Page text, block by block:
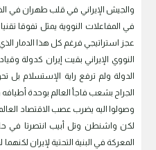
والجيش الإيراني في قلب طهران في
في المفاعلات النووية يمثل تفوقا
عجز استراتيجي فرغم كل هذا الدمار
النووي الإيراني بقيت إيران كدولة
الدولة ولم ترفع راية الإستسلام بل
الجراح بشعب فاجأ العالم بوحدة
وصولوا اليه يضرب عصب الاقتصاد
لكن واشنطن وتل أبيب انتصرتا في
المعركة في البنية التحتية لإيران